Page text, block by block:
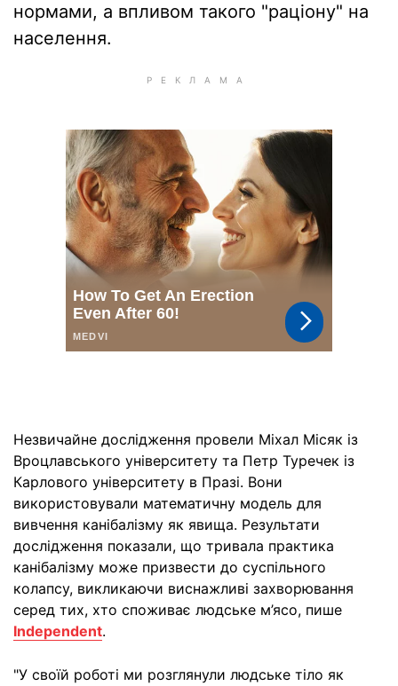
нормами, а впливом такого "раціону" на
населення.
Незвичайне дослідження провели Міхал Місяк із
Вроцлавського університету та Петр Туречек із
Карлового університету в Празі. Вони
використовували математичну модель для
вивчення канібалізму як явища. Результати
дослідження показали, що тривала практика
канібалізму може призвести до суспільного
колапсу, викликаючи виснажливі захворювання
серед тих, хто споживає людське м’ясо, пише
Independent.
"У своїй роботі ми розглянули людське тіло як